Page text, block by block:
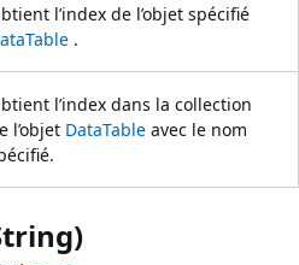
l’index de l’objet spécifié
.
l’index dans la collection
l’objet DataTable avec le nom